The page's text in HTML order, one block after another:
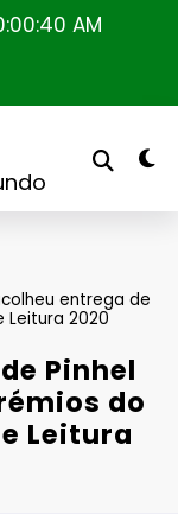
AM
entrega de
Leitura 2020
Pinhel
do
Leitura